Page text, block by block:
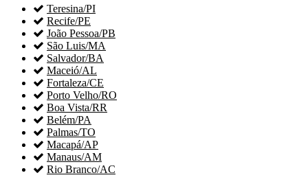
 Teresina/PI
 Recife/PE
 João Pessoa/PB
 São Luis/MA
 Salvador/BA
 Maceió/AL
 Fortaleza/CE
 Porto Velho/RO
 Boa Vista/RR
 Belém/PA
 Palmas/TO
 Macapá/AP
 Manaus/AM
 Rio Branco/AC